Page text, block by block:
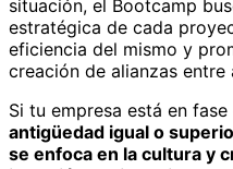
situación, el Bootcamp
estratégica de cada
eficiencia del mismo y
creación de alianzas entre
Si tu empresa está en
antigüedad igual o
se enfoca en la cultura y